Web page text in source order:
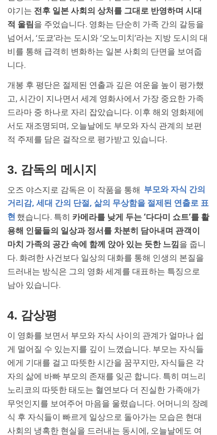
야기는 전후 일본 사회의 상처를 그대로 반영하며 시대
적 울림을 주었습니다. 영화는 단순히 가족 간의 갈등을
넘어서, ‘도쿄’라는 도시와 ‘오노미치’라는 지방 도시의 대
비를 통해 급격히 변화하는 일본 사회의 단면을 보여줍
니다.
개봉 후 평단은 절제된 연출과 깊은 여운을 높이 평가했
고, 시간이 지나면서 세계 영화사에서 가장 중요한 가족
드라마 중 하나로 자리 잡았습니다. 이후 해외 영화제에
서도 재조명되며, 오늘날에도 부모와 자식 관계의 보편
적 주제를 담은 걸작으로 평가받고 있습니다.
3. 감독의 메시지
오즈 야스지로 감독은 이 작품을 통해 부모와 자식 간의
거리감, 세대 간의 단절, 삶의 무상함을 절제된 연출로 표
현 했습니다. 특히 카메라를 낮게 두는 ‘다다미 쇼트’를 활
용해 인물들의 일상과 정서를 차분히 담아내며 관객이
마치 가족의 공간 속에 함께 앉아 있는 듯한 느낌을 줍니
다. 화려한 사건보다 일상의 대화를 통해 인생의 본질을
드러내는 방식은 그의 영화 세계를 대표하는 특징으로
남아 있습니다.
4. 감상평
이 영화를 보면서 부모와 자식 사이의 관계가 얼마나 쉽
게 멀어질 수 있는지를 깊이 느꼈습니다. 부모는 자식들
에게 기대를 걸고 따뜻한 시간을 꿈꾸지만, 자식들은 각
자의 삶에 바빠 부모의 존재를 잊곤 합니다. 특히 며느리
노리코의 따뜻한 태도는 혈연보다 더 진실한 가족애가
무엇인지를 보여주어 마음을 울렸습니다. 어머니의 장례
식 후 자식들이 빠르게 일상으로 돌아가는 모습은 현대
사회의 냉혹한 현실을 드러내는 동시에, 오늘날에도 여